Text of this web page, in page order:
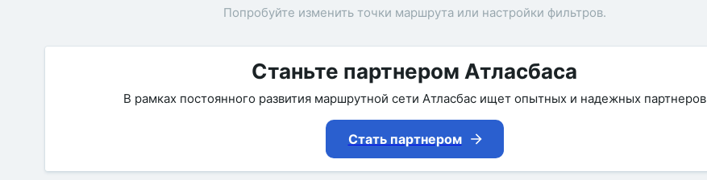
Попробуйте изменить точки маршрута или настройки фильтров.
Станьте партнером Атласбаса
В рамках постоянного развития маршрутной сети Атласбас ищет опытных и надежных партнеров
Стать партнером